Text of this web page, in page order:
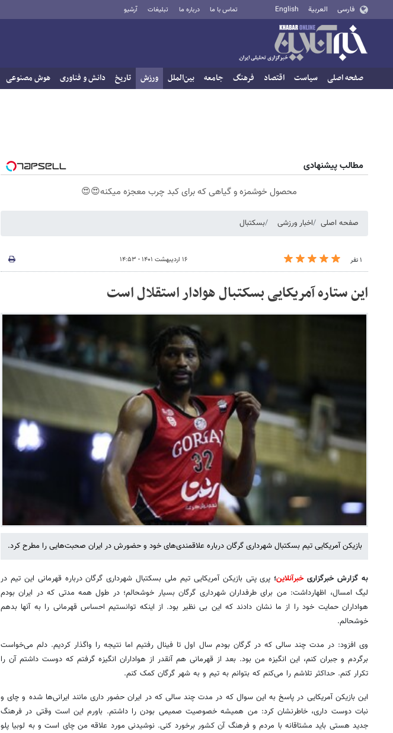
فارسی العربية English تماس با ما درباره ما تبلیغات آرشیو
صفحه اصلی سیاست اقتصاد فرهنگ جامعه بین‌الملل ورزش تاریخ دانش و فناوری هوش مصنوعی
مطالب پیشنهادی
محصول خوشمزه و گیاهی که برای کبد چرب معجزه میکنه😍😍
صفحه اصلی اخبار ورزشی بسکتبال
۱ نفر ۱۶ اردیبهشت ۱۴۰۱ - ۱۴:۵۳
این ستاره آمریکایی بسکتبال هوادار استقلال است
بازیکن آمریکایی تیم بسکتبال شهرداری گرگان درباره علاقمندی‌های خود و حضورش در ایران صحبت‌هایی را مطرح کرد.
به گزارش خبرگزاریخبرآنلاین؛ پری پتی بازیکن آمریکایی تیم ملی بسکتبال شهرداری گرگان درباره قهرمانی این تیم در
لیگ امسال، اظهارداشت: من برای طرفداران شهرداری گرگان بسیار خوشحالم؛ در طول همه مدتی که در ایران بودم
هواداران حمایت خود را از ما نشان دادند که این بی نظیر بود. از اینکه توانستیم احساس قهرمانی را به آنها بدهم
خوشحالم.
وی افزود: در مدت چند سالی که در گرگان بودم سال اول تا فینال رفتیم اما نتیجه را واگذار کردیم. دلم می‌خواست
برگردم و جبران کنم، این انگیزه من بود. بعد از قهرمانی هم آنقدر از هواداران انگیزه گرفتم که دوست داشتم آن را
تکرار کنم. حداکثر تلاشم را می‌کنم که بتوانم به تیم و به شهر گرگان کمک کنم.
این بازیکن آمریکایی در پاسخ به این سوال که در مدت چند سالی که در ایران حضور داری مانند ایرانی‌ها شده و چای و
نبات دوست داری، خاطرنشان کرد: من همیشه خصوصیت صمیمی بودن را داشتم. باورم این است وقتی در فرهنگ
جدید هستی باید مشتاقانه با مردم و فرهنگ آن کشور برخورد کنی. نوشیدنی مورد علاقه من چای است و به لوبیا پلو